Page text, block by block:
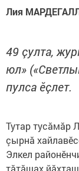
Лия
49 çулта,
юл»
пулса ӗçлет.
Тутар тусăмăр
çырнă
Элкел